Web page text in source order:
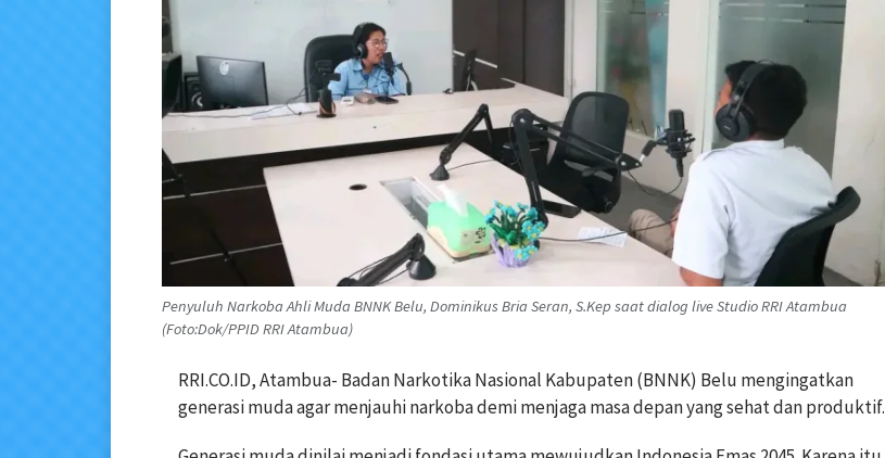
Penyuluh Narkoba Ahli Muda BNNK Belu, Dominikus Bria Seran, S.Kep saat dialog live Studio RRI Atambua
(Foto:Dok/PPID RRI Atambua)
RRI.CO.ID, Atambua- Badan Narkotika Nasional Kabupaten (BNNK) Belu mengingatkan
generasi muda agar menjauhi narkoba demi menjaga masa depan yang sehat dan produktif.